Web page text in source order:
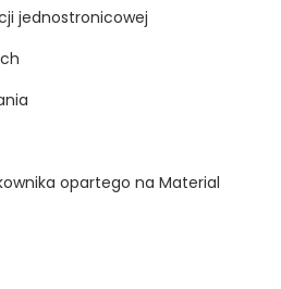
jednostronicowej
opartego na Material